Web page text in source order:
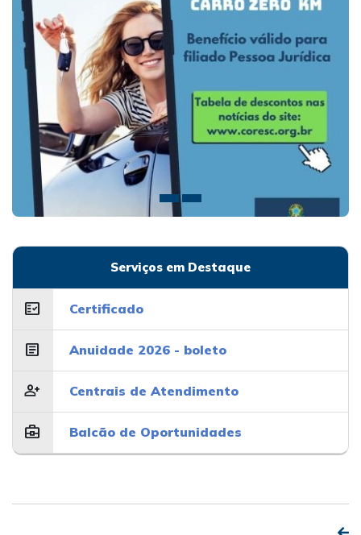
PREV
Serviços em Destaque
fact_check Certificado
article Anuidade 2026 - boleto
person_add Centrais de Atendimento
business_center Balcão de Oportunidades